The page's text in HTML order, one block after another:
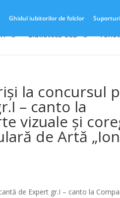
Ghidul iubitorilor de folclor
Biblioteca CCB
la concursul
– canto la
vizuale și
de Artă
de Expert gr.I – canto la